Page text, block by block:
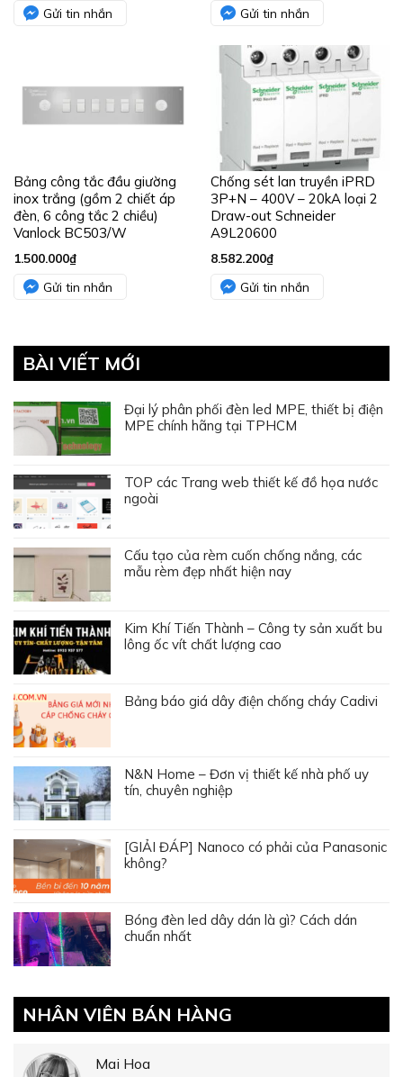
Gửi tin nhắn Gửi tin nhắn
Bảng công tắc đầu giường
inox trắng (gồm 2 chiết áp
đèn, 6 công tắc 2 chiều)
Vanlock BC503/W
1.500.000₫
Gửi tin nhắn
Chống sét lan truyền iPRD
3P+N – 400V – 20kA loại 2
Draw-out Schneider
A9L20600
8.582.200₫
Gửi tin nhắn
BÀI VIẾT MỚI
Đại lý phân phối đèn led MPE, thiết bị điện
MPE chính hãng tại TPHCM
TOP các Trang web thiết kế đồ họa nước
ngoài
Cấu tạo của rèm cuốn chống nắng, các
mẫu rèm đẹp nhất hiện nay
Kim Khí Tiến Thành – Công ty sản xuất bu
lông ốc vít chất lượng cao
Bảng báo giá dây điện chống cháy Cadivi
N&N Home – Đơn vị thiết kế nhà phố uy
tín, chuyên nghiệp
[GIẢI ĐÁP] Nanoco có phải của Panasonic
không?
Bóng đèn led dây dán là gì? Cách dán
chuẩn nhất
NHÂN VIÊN BÁN HÀNG
Mai Hoa